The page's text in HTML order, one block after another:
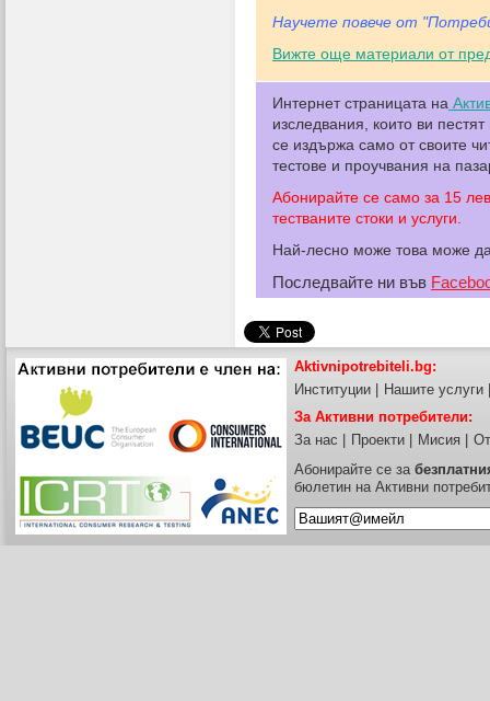
Научете повече от
Вижте още материали от
Интернет страницата на
изследвания, които ви
се издържа само от своите
тестове и проучвания на
Абонирайте се само за 15
тестваните стоки и услуги.
Най-лесно може това може
Последвайте ни във
Aktivnipotrebiteli.bg:
Институции
Нашите услуги
За Активни потребители:
За нас
Проекти Мисия
Абонирайте се за
бюлетин на Активни